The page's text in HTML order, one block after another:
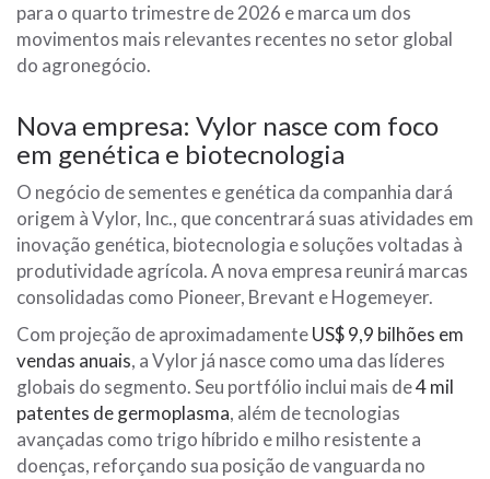
para o quarto trimestre de 2026 e marca um dos
movimentos mais relevantes recentes no setor global
do agronegócio.
Nova empresa: Vylor nasce com foco
em genética e biotecnologia
O negócio de sementes e genética da companhia dará
origem àVylor, Inc., que concentrará suas atividades em
inovação genética, biotecnologia e soluções voltadas à
produtividade agrícola. A nova empresa reunirá marcas
consolidadas como Pioneer, Brevant eHogemeyer.
Com projeção de aproximadamenteUS$ 9,9 bilhões em
vendas anuais, a Vylor já nasce como uma das líderes
globais do segmento. Seu portfólio inclui mais de4 mil
patentes de germoplasma, além de tecnologias
avançadas como trigo híbrido e milho resistente a
doenças, reforçando sua posição de vanguarda no